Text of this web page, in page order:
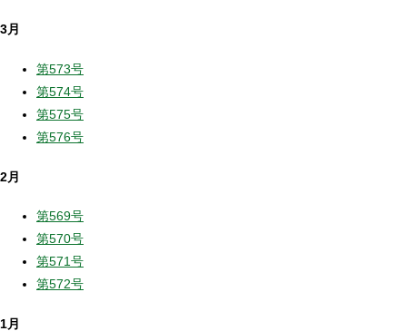
3月
第573号
第574号
第575号
第576号
2月
第569号
第570号
第571号
第572号
1月